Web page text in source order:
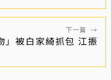
下一篇 →
」被白家綺抓包 江振